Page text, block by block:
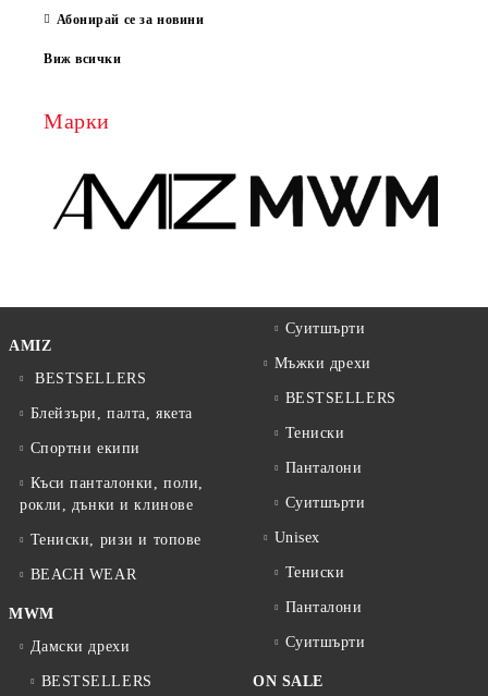
Абонирай се за новини
Виж всички
Марки
AMIZ
BESTSELLERS
Блейзъри, палта, якета
Спортни екипи
Къси панталонки, поли,
рокли, дънки и клинове
Тениски, ризи и топове
BEACH WEAR
MWM
Дамски дрехи
BESTSELLERS
Суитшърти
Мъжки дрехи
BESTSELLERS
Тениски
Панталони
Суитшърти
Unisex
Тениски
Панталони
Суитшърти
ON SALE